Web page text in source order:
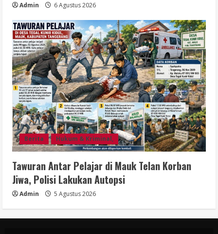
Admin 6 Agustus 2026
Berita Hukum & Kriminal,
Tawuran Antar Pelajar di Mauk Telan Korban
Jiwa, Polisi Lakukan Autopsi
Admin 5 Agustus 2026